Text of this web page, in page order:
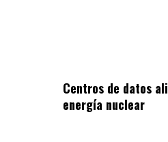
Centros de datos
energía nuclear